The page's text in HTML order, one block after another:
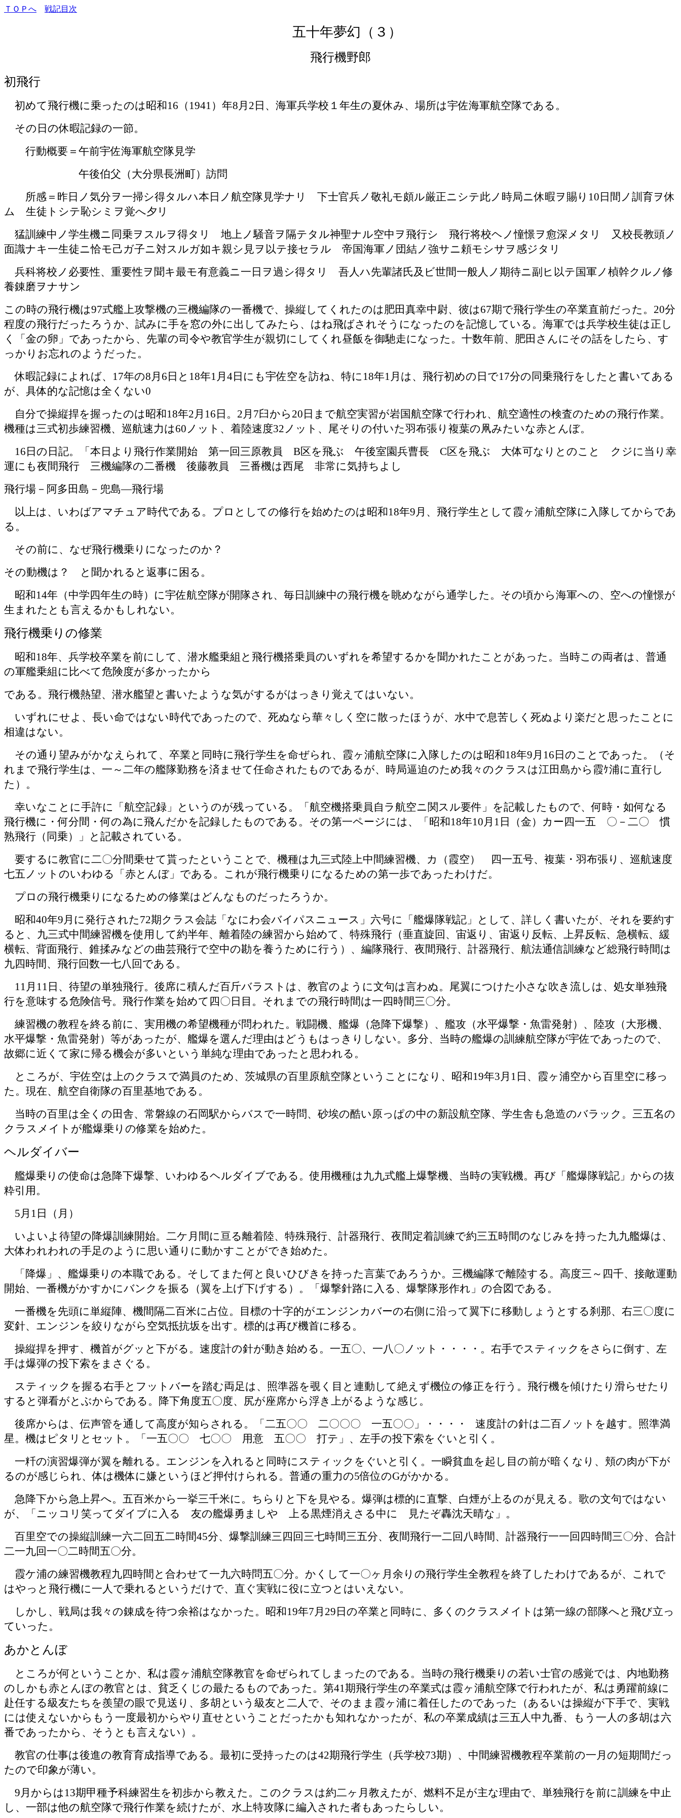
ＴＯＰへ 戦記目次
五十年夢幻（３）
飛行機野郎
初飛行
初めて飛行機に乗ったのは昭和16 （ 1941）年8月 2 日、海軍兵学校１年生の夏休み、場所は宇佐海軍航空隊である。
その日の休暇記録の一節。
行動概要＝午前宇佐海軍航空隊見学
午後伯父（大分県長洲町）訪問
所感＝昨日ノ気分ヲ一掃シ得タルハ本日ノ航空隊見学ナリ 下士官兵ノ敬礼モ頗ル厳正ニシテ此ノ時局ニ休暇ヲ賜り 10 日間ノ訓育ヲ休
ム 生徒トシテ恥シミヲ覚へ夕リ
猛訓練中ノ学生機ニ同乗ヲスルヲ得タリ 地上ノ騒音ヲ隔テタル神聖ナル空中ヲ飛行シ 飛行将校ヘノ憧憬ヲ愈深メタリ 又校長教頭ノ
面識ナキ一生徒ニ恰モ己ガ子ニ対スルガ如キ親シ見ヲ以テ接セラル 帝国海軍ノ団結ノ強サニ頼モシサヲ感ジタリ
兵科将校ノ必要性、重要性ヲ聞キ最モ有意義ニ一日ヲ過シ得タリ 吾人ハ先輩諸氏及ビ世間一般人ノ期待ニ副ヒ以テ国軍ノ楨幹クルノ修
養錬磨ヲナサン
この時の飛行機は97式艦上攻撃機の三機編隊の一番機で、操縦してくれたのは肥田真幸中尉、彼は67期で飛行学生の卒業直前だった。 20分
程度の飛行だったろうか、試みに手を窓の外に出してみたら、はね飛ばされそうになったのを記憶している。海軍では兵学校生徒は正し
く「金の卵」であったから、先輩の司令や教官学生が親切にしてくれ昼飯を御馳走になった。十数年前、肥田さんにその話をしたら、す
っかりお忘れのようだった。
休暇記録によれば、 17年の8月 6 日と 18年1月4日にも宇佐空を訪ね、特に 18年1月は、飛行初めの日で17分の同乗飛行をしたと書いてある
が、具体的な記憶は全くない0
自分で操縦捍を握ったのは昭和18年2月 16 日。 2月 7臼から 20 日まで航空実習が岩国航空隊で行われ、航空適性の検査のための飛行作業。
機種は三式初歩練習機、巡航速力は60 ノット、着陸速度32 ノット、尾そりの付いた羽布張り複葉の凧みたいな赤とんぼ。
16 日の日記。「本日より飛行作業開始 第一回三原教員 B区を飛ぶ 午後室園兵曹長 C区を飛ぶ 大体可なりとのこと クジに当り幸
運にも夜間飛行 三機編隊の二番機 後藤教員 三番機は西尾 非常に気持ちよし
飛行場－阿多田島－兜島―飛行場
以上は、いわばアマチュア時代である。プロとしての修行を始めたのは昭和18年9月、飛行学生として霞ヶ浦航空隊に入隊してからであ
る。
その前に、なぜ飛行機乗りになったのか？
その動機は？ と聞かれると返事に困る。
昭和14年（中学四年生の時）に宇佐航空隊が開隊され、毎日訓練中の飛行機を眺めながら通学した。その頃から海軍への、空への憧憬が
生まれたとも言えるかもしれない。
飛行機乗りの修業
昭和18年、兵学校卒業を前にして、潜水艦乗組と飛行機搭乗員のいずれを希望するかを聞かれたことがあった。当時この両者は、普通
の軍艦乗組に比べて危険度が多かったから
である。飛行機熱望、潜水艦望と書いたような気がするがはっきり覚えてはいない。
いずれにせよ、長い命ではない時代であったので、死ぬなら華々しく空に散ったほうが、水中で息苦しく死ぬより楽だと思ったことに
相違はない。
その通り望みがかなえられて、卒業と同時に飛行学生を命ぜられ、霞ヶ浦航空隊に入隊したのは昭和18年9月 16 日のことであった。（そ
れまで飛行学生は、一～二年の艦隊勤務を済ませて任命されたものであるが、時局逼迫のため我々のクラスは江田島から霞ｹ浦に直行し
た）。
幸いなことに手許に「航空記録」というのが残っている。「航空機搭乗員自ラ航空ニ関スル要件」を記載したもので、何時・如何なる
飛行機に・何分間・何の為に飛んだかを記録したものである。その第一ページには、「昭和18年10月 1 日（金）カー四一五 〇－二〇 慣
熟飛行（同乗）」と記載されている。
要するに教官に二〇分間乗せて貰ったということで、機種は九三式陸上中間練習機、カ（霞空） 四一五号、複葉・羽布張り、巡航速度
七五ノットのいわゆる「赤とんぼ」である。これが飛行機乗りになるための第一歩であったわけだ。
プロの飛行機乗りになるための修業はどんなものだったろうか。
昭和40年9月に発行された72期クラス会誌「なにわ会バイパスニュース」六号に「艦爆隊戦記」として、詳しく書いたが、それを要約す
ると、九三式中間練習機を使用して約半年、離着陸の練習から始めて、特殊飛行（垂直旋回、宙返り、宙返り反転、上昇反転、急横転、緩
横転、背面飛行、錐揉みなどの曲芸飛行で空中の勘を養うために行う）、編隊飛行、夜間飛行、計器飛行、航法通信訓練など総飛行時間は
九四時間、飛行回数一七八回である。
11月 11 日、待望の単独飛行。後席に積んだ百斤バラストは、教官のように文句は言わぬ。尾翼につけた小さな吹き流しは、処女単独飛
行を意味する危険信号。飛行作業を始めて四〇日目。それまでの飛行時間は一四時間三〇分。
練習機の教程を終る前に、実用機の希望機種が問われた。戦闘機、艦爆（急降下爆撃）、艦攻（水平爆撃・魚雷発射）、陸攻（大形機、
水平爆撃・魚雷発射）等があったが、艦爆を選んだ理由はどうもはっきりしない。多分、当時の艦爆の訓練航空隊が宇佐であったので、
故郷に近くて家に帰る機会が多いという単純な理由であったと思われる。
ところが、宇佐空は上のクラスで満員のため、茨城県の百里原航空隊ということになり、昭和19年3月 1 日、霞ヶ浦空から百里空に移っ
た。現在、航空自衛隊の百里基地である。
当時の百里は全くの田舎、常磐線の石岡駅からバスで一時問、砂埃の酷い原っぱの中の新設航空隊、学生舎も急造のバラック。三五名の
クラスメイトが艦爆乗りの修業を始めた。
ヘルダイバー
艦爆乗りの使命は急降下爆撃、いわゆるヘルダイブである。使用機種は九九式艦上爆撃機、当時の実戦機。再び「艦爆隊戦記」からの抜
粋引用。
5月 1 日（月）
いよいよ待望の降爆訓練開始。二ケ月間に亘る離着陸、特殊飛行、計器飛行、夜間定着訓練で約三五時間のなじみを持った九九艦爆は、
大体われわれの手足のように思い通りに動かすことができ始めた。
「降爆」、艦爆乗りの本職である。そしてまた何と良いひびきを持った言葉であろうか。三機編隊で離陸する。高度三～四千、接敵運動
開始、一番機がかすかにバンクを振る（翼を上げ下げする）。「爆撃針路に入る、爆撃隊形作れ」の合図である。
一番機を先頭に単縦陣、機間隔二百米に占位。目標の十字的がエンジンカバーの右側に沿って翼下に移動しょうとする刹那、右三〇度に
変針、エンジンを絞りながら空気抵抗坂を出す。標的は再び機首に移る。
操縦捍を押す、機首がグッと下がる。速度計の針が動き始める。一五〇、一八〇ノット・・・・。右手でスティックをさらに倒す、左
手は爆弾の投下索をまさぐる。
スティックを握る右手とフットバーを踏む両足は、照準器を覗く目と連動して絶えず機位の修正を行う。飛行機を傾けたり滑らせたり
すると弾看がとぶからである。降下角度五〇度、尻が座席から浮き上がるような感じ。
後席からは、伝声管を通して高度が知らされる。「二五〇〇 二〇〇〇 一五〇〇」・・・・
速度計の針は二百ノットを越す。照準満
星。機はピタリとセット。「一五〇〇 七〇〇 用意 五〇〇 打テ」、左手の投下索をぐいと引く。
一粁の演習爆弾が翼を離れる。エンジンを入れると同時にスティックをぐいと引く。一瞬貧血を起し目の前が暗くなり、頬の肉が下が
るのが感じられ、体は機体に嫌というほど押付けられる。普通の重力の5倍位のGがかかる。
急降下から急上昇へ。五百米から一挙三千米に。ちらりと下を見やる。爆弾は標的に直撃、白煙が上るのが見える。歌の文句ではない
が、「ニッコリ笑ってダイブに入る 友の艦爆勇ましや 上る黒煙消えさる中に 見たぞ轟沈天晴な」。
百里空での操縦訓練一六二回五二時間45分、爆撃訓練三四回三七時間三五分、夜間飛行一二回八時間、計器飛行一一回四時間三〇分、合計
二一九回一〇二時間五〇分。
霞ケ浦の練習機教程九四時間と合わせて一九六時問五〇分。かくして一〇ヶ月余りの飛行学生全教程を終了したわけであるが、これで
はやっと飛行機に一人で乗れるというだけで、直ぐ実戦に役に立つとはいえない。
しかし、戦局は我々の錬成を待つ余裕はなかった。昭和19年7月 29 日の卒業と同時に、多くのクラスメイトは第一線の部隊へと飛び立っ
ていった。
あかとんぼ
ところが何ということか、私は霞ヶ浦航空隊教官を命ぜられてしまったのである。当時の飛行機乗りの若い士官の感覚では、内地勤務
のしかも赤とんぼの教官とは、貧乏くじの最たるものであった。第41期飛行学生の卒業式は霞ヶ浦航空隊で行われたが、私は勇躍前線に
赴任する級友たちを羨望の眼で見送り、多胡という級友と二人で、そのまま霞ヶ浦に着任したのであった（あるいは操縦が下手で、実戦
には使えないからもう一度最初からやり直せということだったかも知れなかったが、私の卒業成績は三五人中九番、もう一人の多胡は六
番であったから、そうとも言えない）。
教官の仕事は後進の教育育成指導である。最初に受持ったのは42期飛行学生（兵学校73期）、中間練習機教程卒業前の一月の短期間だっ
たので印象が薄い。
9月からは13期甲種予科練習生を初歩から教えた。このクラスは約二ヶ月教えたが、燃料不足が主な理由で、単独飛行を前に訓練を中止
し、一部は他の航空隊で飛行作業を続けたが、水上特攻隊に編入された者もあったらしい。